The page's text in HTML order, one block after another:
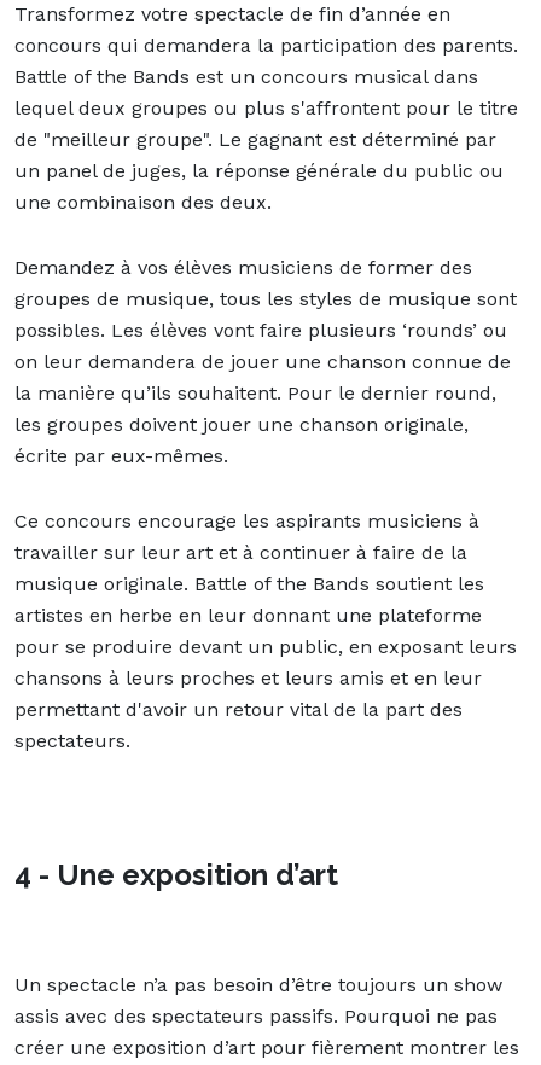
Transformez votre spectacle de fin d’année en
concours qui demandera la participation des parents.
Battle of the Bands est un concours musical dans
lequel deux groupes ou plus s'affrontent pour le titre
de "meilleur groupe". Le gagnant est déterminé par
un panel de juges, la réponse générale du public ou
une combinaison des deux.
Demandez à vos élèves musiciens de former des
groupes de musique, tous les styles de musique sont
possibles. Les élèves vont faire plusieurs ‘rounds’ ou
on leur demandera de jouer une chanson connue de
la manière qu’ils souhaitent. Pour le dernier round,
les groupes doivent jouer une chanson originale,
écrite par eux-mêmes.
Ce concours encourage les aspirants musiciens à
travailler sur leur art et à continuer à faire de la
musique originale. Battle of the Bands soutient les
artistes en herbe en leur donnant une plateforme
pour se produire devant un public, en exposant leurs
chansons à leurs proches et leurs amis et en leur
permettant d'avoir un retour vital de la part des
spectateurs.
4 - Une exposition d’art
Un spectacle n’a pas besoin d’être toujours un show
assis avec des spectateurs passifs. Pourquoi ne pas
créer une exposition d’art pour fièrement montrer les